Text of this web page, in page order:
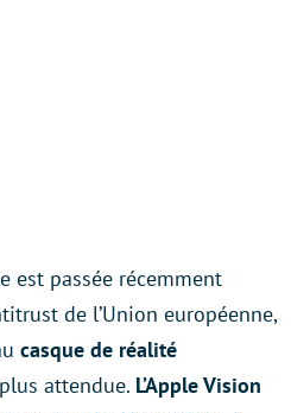
est passée récemment
de l’Union européenne,
casque de réalité
attendue. L’Apple Vision